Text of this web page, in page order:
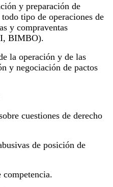
y preparación de
tipo de operaciones de
y compraventas
BIMBO).
operación y de las
y negociación de pactos
cuestiones de derecho
de posición de